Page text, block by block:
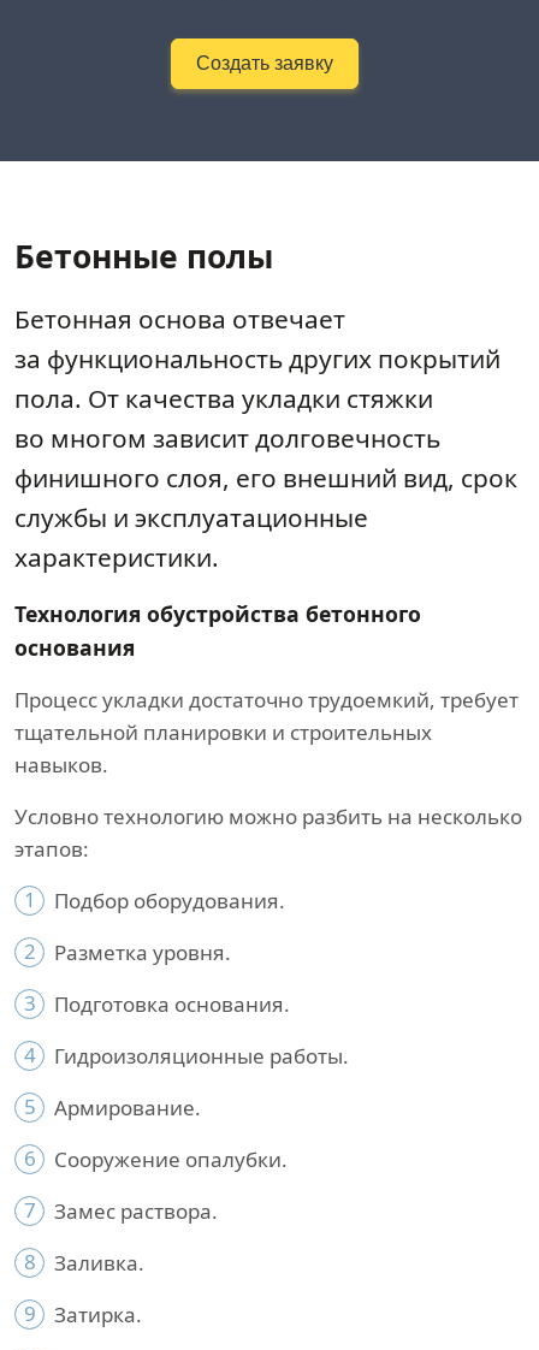
Создать заявку
Бетонные полы
Бетонная основа отвечает
за функциональность других покрытий
пола. От качества укладки стяжки
во многом зависит долговечность
финишного слоя, его внешний вид, срок
службы и эксплуатационные
характеристики.
Технология обустройства бетонного
основания
Процесс укладки достаточно трудоемкий, требует
тщательной планировки и строительных
навыков.
Условно технологию можно разбить на несколько
этапов:
1
Подбор оборудования.
2
Разметка уровня.
3
Подготовка основания.
4
Гидроизоляционные работы.
5
Армирование.
6
Сооружение опалубки.
7
Замес раствора.
8
Заливка.
9
Затирка.